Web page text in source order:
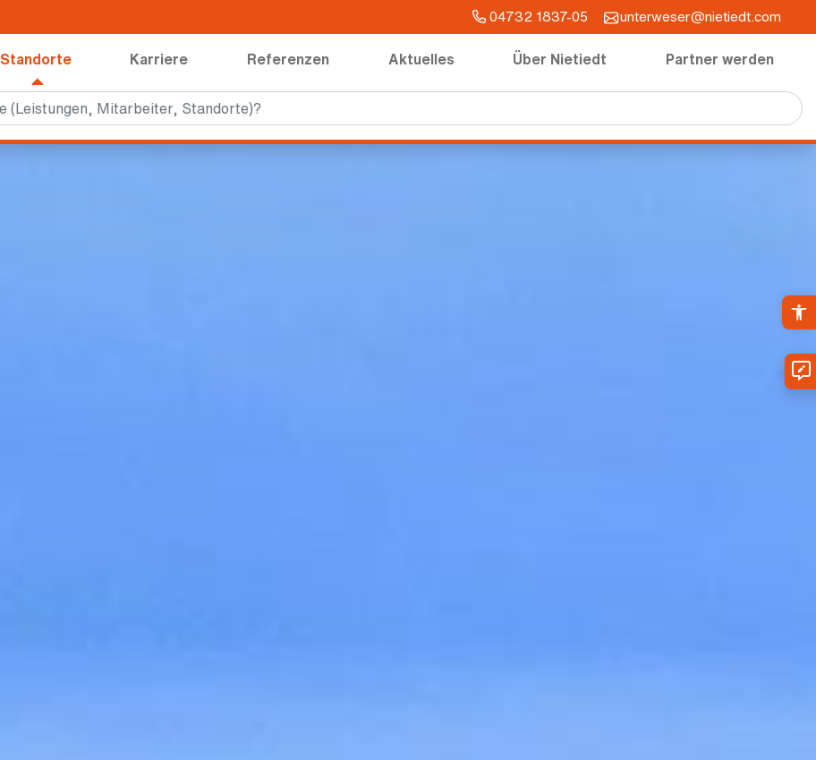
04732 1837-05 unterweser@nietiedt.com
Standorte Karriere Referenzen Aktuelles Über Nietiedt Partner werden